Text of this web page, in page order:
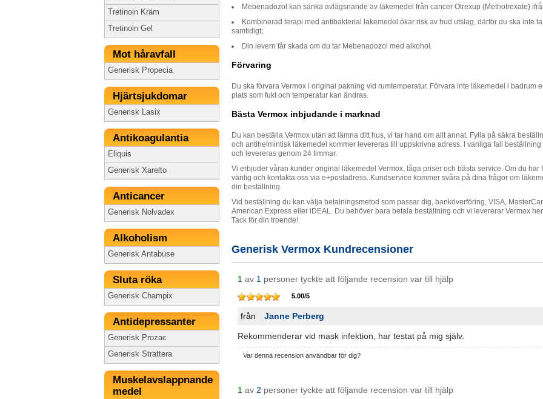
Tretinoin Kräm
Tretinoin Gel
Mot håravfall
Generisk Propecia
Hjärtsjukdomar
Generisk Lasix
Antikoagulantia
Eliquis
Generisk Xarelto
Anticancer
Generisk Nolvadex
Alkoholism
Generisk Antabuse
Sluta röka
Generisk Champix
Antidepressanter
Generisk Prozac
Generisk Strattera
Muskelavslappnande
medel
Mebenadozol kan sänka аvlägsnande av läkemedel från cancer Otrexup (Methotrexate)
Kombinerad terapi med antibakterial läkemedel ökar risk av hud utslag, därför du ska inte
samtidigt;
Din levern får skada om du tar Mebenadozol med alkohol.
Förvaring
Du ska förvara Vermox i original pakning vid rumtemperatur. Förvara inte läkemedel i badrum
plats som fukt och temperatur kan ändras.
Bästa Vermox inbjudande i marknad
Du kan beställa Vermox utan att lämna ditt hus, vi tar hand om allt annat. Fylla på säkra
och antihelmintisk läkemedel kommer levereras till uppskrivna adress. I vanliga fall beställning
och levereras genom 24 timmar.
Vi erbjuder våran kunder original läkemedel Vermox, låga priser och bästa service. Om du har
vänlig och kontakta oss via e+postadress. Kundservice kommer svåra på dina frågor om
din beställning.
Vid beställning du kan välja betalningsmetod som passar dig, banköverföring, VISA,
American Express eller iDEAL. Du behöver bara betala beställning och vi levererar Vermox
Tack för din troende!
Generisk Vermox Kundrecensioner
1 av 1 personer tyckte att följande recension var till hjälp
5.00/5
från Janne Perberg
Rekommenderar vid mask infektion, har testat på mig själv.
Var denna recension användbar för dig?
1 av 2 personer tyckte att följande recension var till hjälp